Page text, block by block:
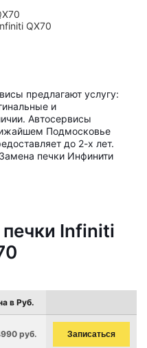
QX70
предлагают услугу:
и
Автосервисы
Подмосковье
до 2-х лет.
печки Инфинити
Infiniti
в Руб.
руб. Записаться